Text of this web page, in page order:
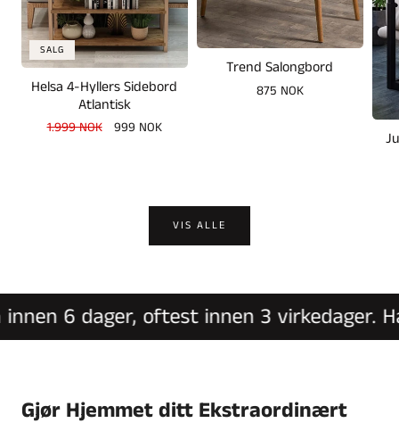
SALG
Helsa 4-Hyllers Sidebord
Atlantisk
Vanlig
1.999 NOK Salgspris
999 NOK
Trend Salongbord
Vanlig
875 NOK
VIS ALLE
6 dager, oftest innen 3 virkedager. Har
Gjør Hjemmet ditt Ekstraordinært